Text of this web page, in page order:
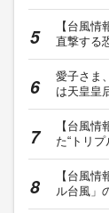
【台風
直撃す
愛子さま
は天皇皇
【台風
た“トリ
【台風
ル台風」